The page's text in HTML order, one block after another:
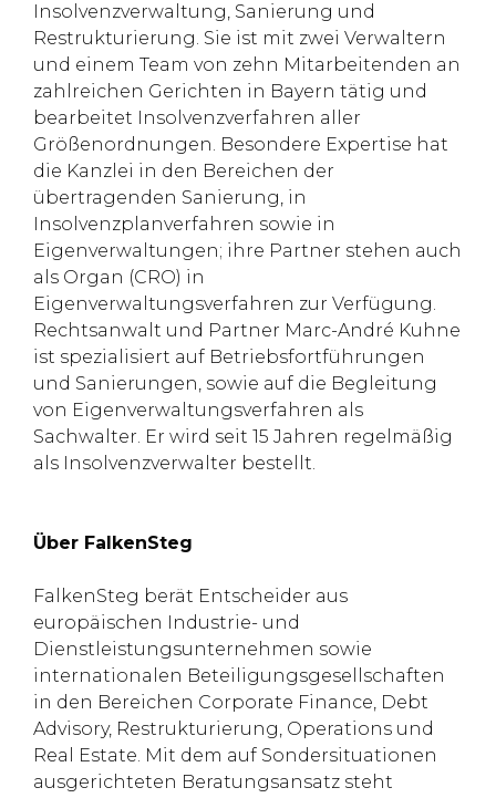
Insolvenzverwaltung, Sanierung und
Restrukturierung. Sie ist mit zwei Verwaltern
und einem Team von zehn Mitarbeitenden an
zahlreichen Gerichten in Bayern tätig und
bearbeitet Insolvenzverfahren aller
Größenordnungen. Besondere Expertise hat
die Kanzlei in den Bereichen der
übertragenden Sanierung, in
Insolvenzplanverfahren sowie in
Eigenverwaltungen; ihre Partner stehen auch
als Organ (CRO) in
Eigenverwaltungsverfahren zur Verfügung.
Rechtsanwalt und Partner Marc-André Kuhne
ist spezialisiert auf Betriebsfortführungen
und Sanierungen, sowie auf die Begleitung
von Eigenverwaltungsverfahren als
Sachwalter. Er wird seit 15 Jahren regelmäßig
als Insolvenzverwalter bestellt.
Über FalkenSteg
FalkenSteg berät Entscheider aus
europäischen Industrie- und
Dienstleistungsunternehmen sowie
internationalen Beteiligungsgesellschaften
in den Bereichen Corporate Finance, Debt
Advisory, Restrukturierung, Operations und
Real Estate. Mit dem auf Sondersituationen
ausgerichteten Beratungsansatz steht